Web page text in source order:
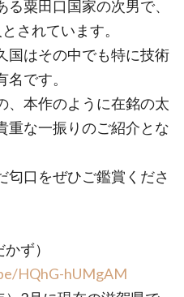
粟田口国家の次男で、
されています。
国はその中でも特に技術
です。
、本作のように在銘の太
重な一振りのご紹介とな
匂口をぜひご鑑賞くださ
ず）
HQhG-hUMgAM